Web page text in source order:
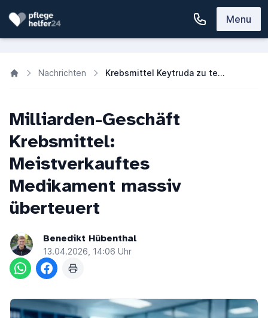
Menu
Nachrichten Krebsmittel Keytruda zu teuer? Krankenkassen zahlen Milliarden
Milliarden-Geschäft
Krebsmittel:
Meistverkauftes
Medikament massiv
überteuert
Benedikt Hübenthal
13.04.2026, 14:06 Uhr